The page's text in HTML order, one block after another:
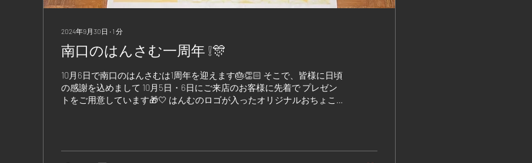
2024年9月30日 ∙ 1 分
南口のはんさむ一周年 ❕🎊
10月6日で南口のはんさむは1周年を迎えます🎂👏🏻 そこで、皆様に日頃
の感謝を込めまして 10月5日・6日にご来店のお客様に先着で プレゼン
トをご用意しています🎁🤍 はんむのロゴが入ったオリジナルおちょこ、